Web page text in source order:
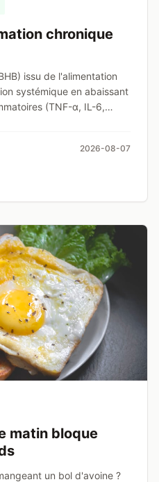
chronique
issu de l'alimentation
systémique en abaissant
(TNF-α, IL-6,
2026-08-07
matin bloque
un bol d'avoine ?